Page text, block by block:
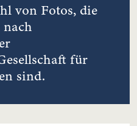
von Fotos, die
für
sind.